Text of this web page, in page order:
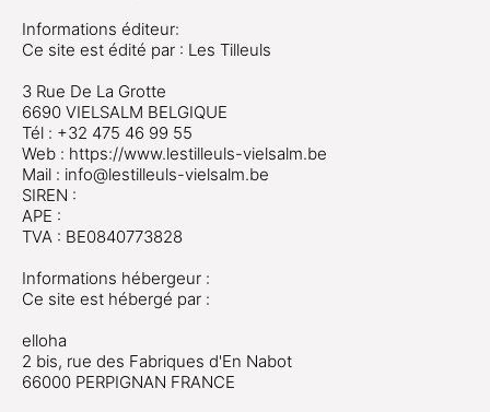
Informations éditeur:
Ce site est édité par : Les Tilleuls
3 Rue De La Grotte
6690 VIELSALM BELGIQUE
Tél : +32 475 46 99 55
Web : https://www.lestilleuls-vielsalm.be
Mail : info@lestilleuls-vielsalm.be
SIREN :
APE :
TVA : BE0840773828
Informations hébergeur :
Ce site est hébergé par :
elloha
2 bis, rue des Fabriques d'En Nabot
66000 PERPIGNAN FRANCE